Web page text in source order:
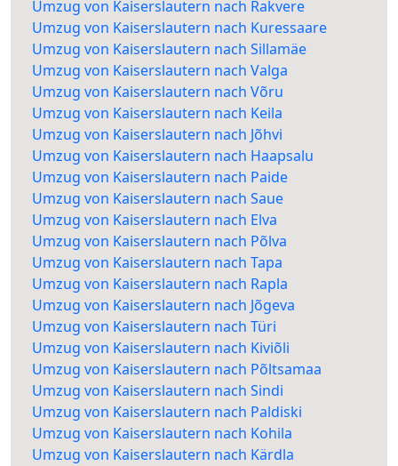
Umzug von Kaiserslautern nach Rakvere
Umzug von Kaiserslautern nach Kuressaare
Umzug von Kaiserslautern nach Sillamäe
Umzug von Kaiserslautern nach Valga
Umzug von Kaiserslautern nach Võru
Umzug von Kaiserslautern nach Keila
Umzug von Kaiserslautern nach Jõhvi
Umzug von Kaiserslautern nach Haapsalu
Umzug von Kaiserslautern nach Paide
Umzug von Kaiserslautern nach Saue
Umzug von Kaiserslautern nach Elva
Umzug von Kaiserslautern nach Põlva
Umzug von Kaiserslautern nach Tapa
Umzug von Kaiserslautern nach Rapla
Umzug von Kaiserslautern nach Jõgeva
Umzug von Kaiserslautern nach Türi
Umzug von Kaiserslautern nach Kiviõli
Umzug von Kaiserslautern nach Põltsamaa
Umzug von Kaiserslautern nach Sindi
Umzug von Kaiserslautern nach Paldiski
Umzug von Kaiserslautern nach Kohila
Umzug von Kaiserslautern nach Kärdla